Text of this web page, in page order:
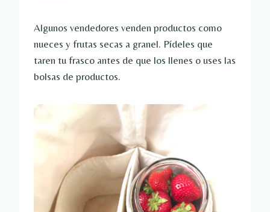
Algunos vendedores venden productos como
nueces y frutas secas a granel. Pídeles que
taren tu frasco antes de que los llenes o uses las
bolsas de productos.